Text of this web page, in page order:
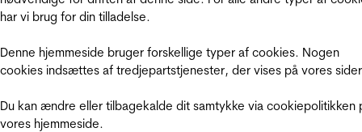
har vi brug for din tilladelse.
Denne hjemmeside bruger forskellige typer af cookies. Nogen
cookies indsættes af tredjepartstjenester, der vises på vores
Du kan ændre eller tilbagekalde dit samtykke via cookiepolitikken
vores hjemmeside.